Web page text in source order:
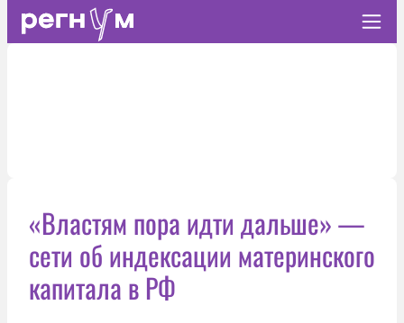
«Властям пора идти дальше» —
сети об индексации материнского
капитала в РФ